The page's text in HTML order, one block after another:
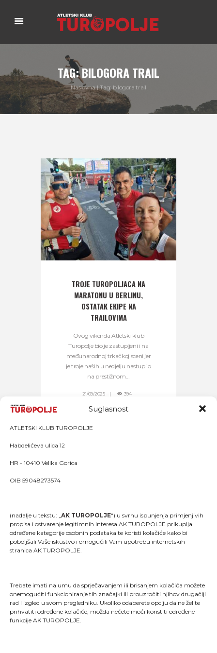
Suglasnost
ATLETSKI KLUB TUROPOLJE
Habdelićeva ulica 12
HR - 10410 Velika Gorica
OIB 59048273574
(nadalje u tekstu: „AK TUROPOLJE“) u svrhu ispunjenja primjenjivih
propisa i ostvarenje legitimnih interesa AK TUROPOLJE prikuplja
određene kategorije osobnih podataka te koristi kolačiće kako bi
poboljšali Vaše iskustvo i omogućili Vam upotrebu internetskih
stranica AK TUROPOLJE.
Trebate imati na umu da sprječavanjem ili brisanjem kolačića možete
onemogućiti funkcioniranje tih značajki ili prouzročiti njihov drugačiji
rad i izgled u svom pregledniku. Ukoliko odaberete opciju da ne želite
prihvatiti određene kolačiće, možda nećete moći koristiti određene
funkcije AK TUROPOLJE.
TAG: BILOGORA TRAIL
Naslovna Tag: bilogora trail
TROJE TUROPOLJACA NA
MARATONU U BERLINU,
OSTATAK EKIPE NA
TRAILOVIMA
Ovog vikenda Atletski klub
Turopolje bio je zastupljeni i na
međunarodnoj trkačkoj sceni jer
je troje naših u nedjelju nastupilo
na prestižnom...
21/09/2025 394
"Kao što svaki trkač zna, trčanje je više od pukog
stavljanja jedne noge ispred druge; ono je način života
i dio onoga što jesmo."